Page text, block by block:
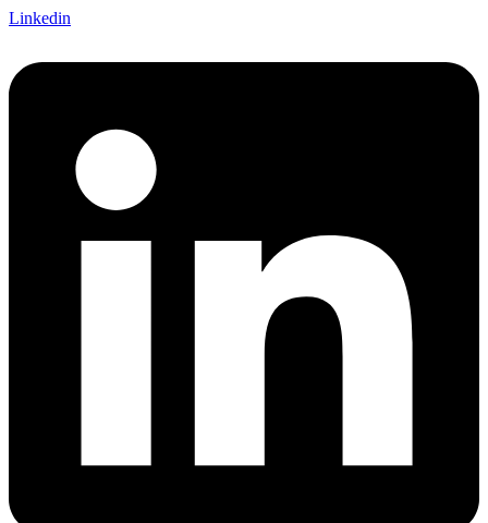
Linkedin